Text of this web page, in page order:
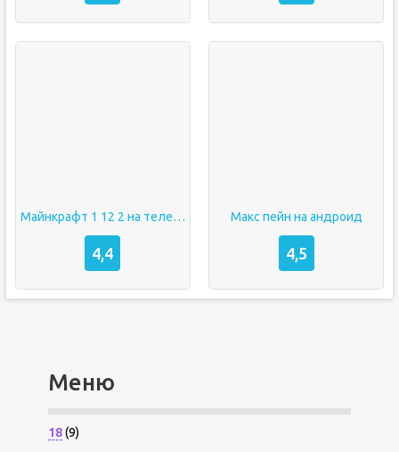
Майнкрафт 1 12 2 на телефон
4,4
Макс пейн на андроид
4,5
Меню
18(9)